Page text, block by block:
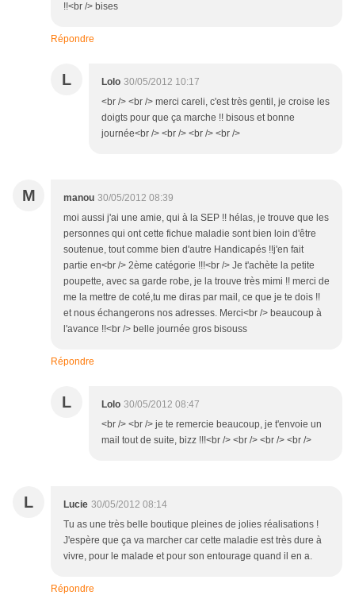
!!<br /> bises
Répondre
L Lolo 30/05/2012 10:17
<br /> <br /> merci careli, c'est très gentil, je croise les
doigts pour que ça marche !! bisous et bonne
journée<br /> <br /> <br /> <br />
M manou 30/05/2012 08:39
moi aussi j'ai une amie, qui à la SEP !! hélas, je trouve que les
personnes qui ont cette fichue maladie sont bien loin d'être
soutenue, tout comme bien d'autre Handicapés !!j'en fait
partie en<br /> 2ème catégorie !!!<br /> Je t'achète la petite
poupette, avec sa garde robe, je la trouve très mimi !! merci de
me la mettre de coté,tu me diras par mail, ce que je te dois !!
et nous échangerons nos adresses. Merci<br /> beaucoup à
l'avance !!<br /> belle journée gros bisouss
Répondre
L Lolo 30/05/2012 08:47
<br /> <br /> je te remercie beaucoup, je t'envoie un
mail tout de suite, bizz !!!<br /> <br /> <br /> <br />
L Lucie 30/05/2012 08:14
Tu as une très belle boutique pleines de jolies réalisations !
J'espère que ça va marcher car cette maladie est très dure à
vivre, pour le malade et pour son entourage quand il en a.
Répondre